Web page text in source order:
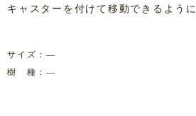
キャスターを付けて移動できるように
サイズ：―
樹 種：―